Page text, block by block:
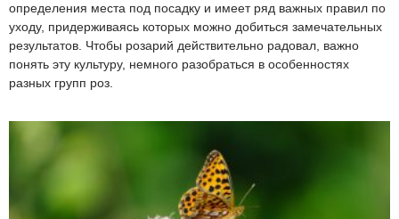
определения места под посадку и имеет ряд важных правил по
уходу, придерживаясь которых можно добиться замечательных
результатов. Чтобы розарий действительно радовал, важно
понять эту культуру, немного разобраться в особенностях
разных групп роз.